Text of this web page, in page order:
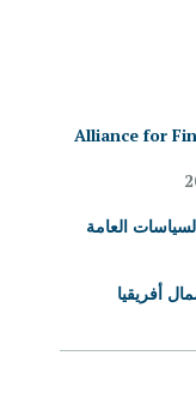
Alliance for
العامة